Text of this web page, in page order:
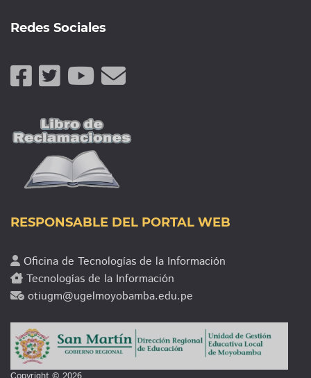
Redes Sociales
RESPONSABLE DEL PORTAL WEB
Oficina de Tecnologías de la Información
Tecnologías de la Información
otiugm@ugelmoyobamba.edu.pe